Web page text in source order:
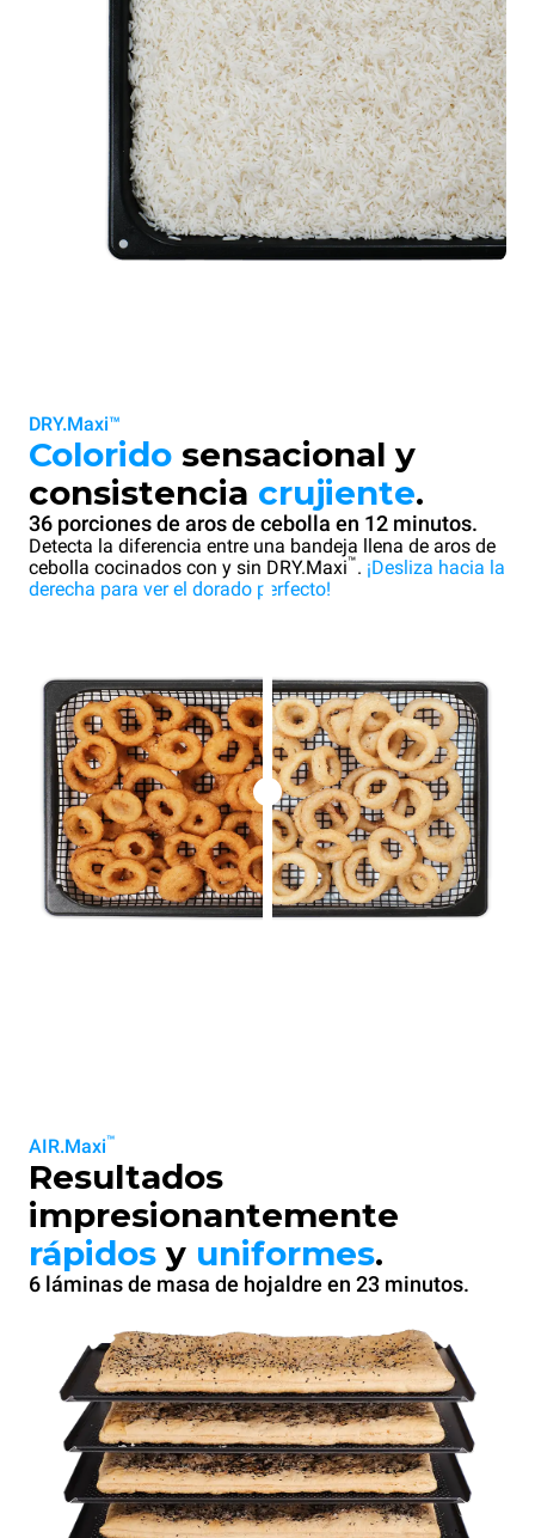
DRY.Maxi™
Colorido sensacional y
consistencia crujiente.
36 porciones de aros de cebolla en 12 minutos.
Detecta la diferencia entre una bandeja llena de aros de
cebolla cocinados con y sin DRY.Maxi™. ¡Desliza hacia la
derecha para ver el dorado perfecto!
AIR.Maxi™
Resultados
impresionantemente
rápidos y uniformes.
6 láminas de masa de hojaldre en 23 minutos.